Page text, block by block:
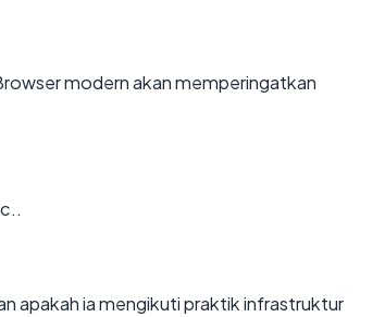
modern akan memperingatkan
apakah ia mengikuti praktik infrastruktur